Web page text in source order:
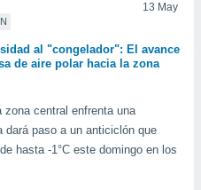
13 May
al "congelador": El avance
de aire polar hacia la zona
central enfrenta una
dará paso a un anticiclón que
hasta -1°C este domingo en los